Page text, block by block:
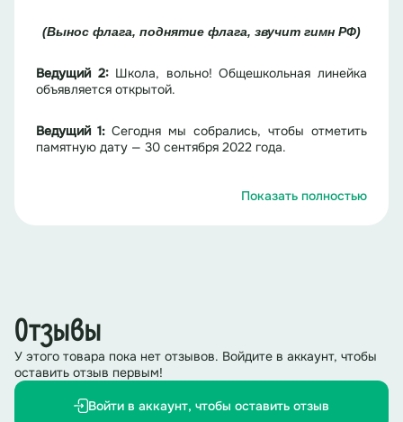
(Вынос флага, поднятие флага, звучит гимн РФ)
Ведущий 2: Школа, вольно! Общешкольная линейка
объявляется открытой.
Ведущий 1: Сегодня мы собрались, чтобы отметить
памятную дату — 30 сентября 2022 года.
В этот день произошло историческое
событие: Донецкая и Луганская Народные
Показать полностью
Отзывы
У этого товара пока нет отзывов. Войдите в аккаунт, чтобы
оставить отзыв первым!
Войти в аккаунт, чтобы оставить отзыв